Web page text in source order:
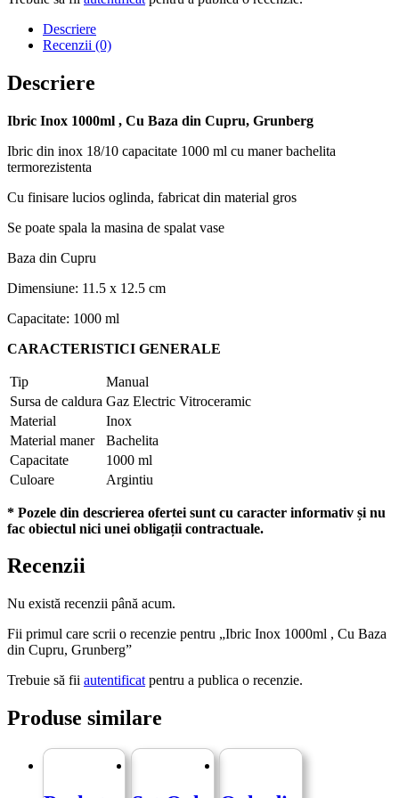
Descriere
Recenzii (0)
Descriere
Ibric Inox 1000ml , Cu Baza din Cupru, Grunberg
Ibric din inox 18/10 capacitate 1000 ml cu maner bachelita
termorezistenta
Cu finisare lucios oglinda, fabricat din material gros
Se poate spala la masina de spalat vase
Baza din Cupru
Dimensiune: 11.5 x 12.5 cm
Capacitate: 1000 ml
CARACTERISTICI GENERALE
Tip
Manual
Sursa de caldura Gaz Electric Vitroceramic
Material
Inox
Material maner
Bachelita
Capacitate
1000 ml
Culoare
Argintiu
* Pozele din descrierea ofertei sunt cu caracter informativ și nu
fac obiectul nici unei obligații contractuale.
Recenzii
Nu există recenzii până acum.
Fii primul care scrii o recenzie pentru „Ibric Inox 1000ml , Cu Baza
din Cupru, Grunberg”
Trebuie să fii autentificat pentru a publica o recenzie.
Produse similare